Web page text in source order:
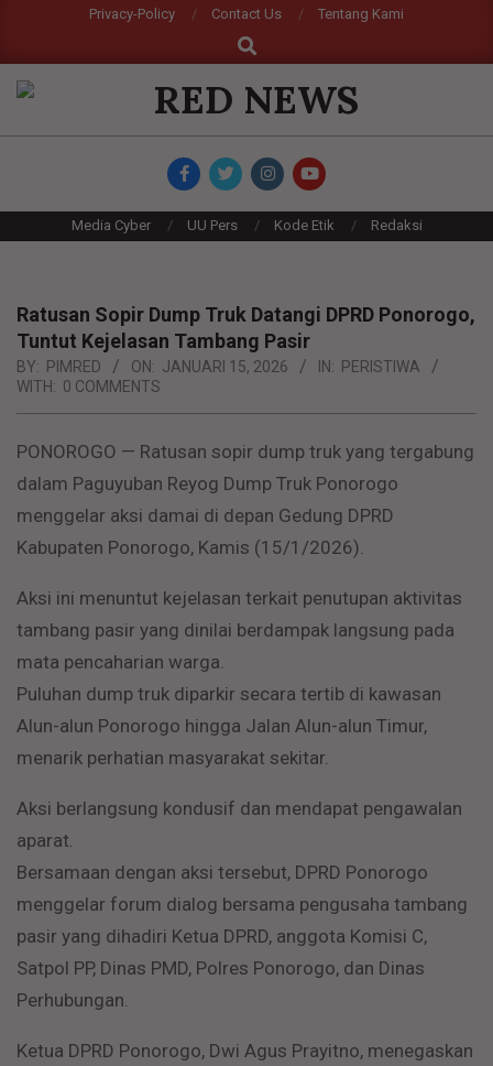
content
Privacy-Policy Contact Us
Tentang Kami
Search
RED
Media Cyber UU Pers Kode Etik Redaksi
Ratusan Sopir Dump Truk Datangi DPRD Ponorogo,
Tuntut Kejelasan Tambang Pasir
BY: PIMRED ON: JANUARI 15, 2026 IN: PERISTIWA
WITH: 0 COMMENTS
PONOROGO — Ratusan sopir dump truk yang tergabung
dalam Paguyuban Reyog Dump Truk Ponorogo
menggelar aksi damai di depan Gedung DPRD
Kabupaten Ponorogo, Kamis (15/1/2026).
Aksi ini menuntut kejelasan terkait penutupan aktivitas
tambang pasir yang dinilai berdampak langsung pada
mata pencaharian warga.
Puluhan dump truk diparkir secara tertib di kawasan
Alun-alun Ponorogo hingga Jalan Alun-alun Timur,
menarik perhatian masyarakat sekitar.
Aksi berlangsung kondusif dan mendapat pengawalan
aparat.
Bersamaan dengan aksi tersebut, DPRD Ponorogo
menggelar forum dialog bersama pengusaha tambang
pasir yang dihadiri Ketua DPRD, anggota Komisi C,
Satpol PP, Dinas PMD, Polres Ponorogo, dan Dinas
Perhubungan.
Ketua DPRD Ponorogo, Dwi Agus Prayitno, menegaskan